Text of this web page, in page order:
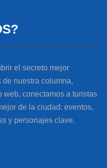
el secreto mejor
de nuestra columna,
web, conectamos a turistas
de la ciudad: eventos,
y personajes clave.